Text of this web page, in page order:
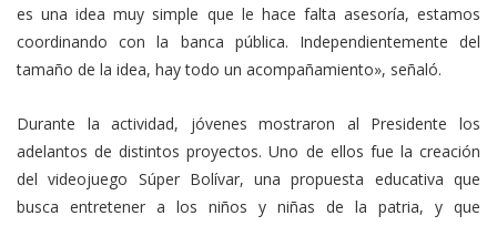
es una idea muy simple que le hace falta asesoría, estamos
coordinando con la banca pública. Independientemente del
tamaño de la idea, hay todo un acompañamiento», señaló.
Durante la actividad, jóvenes mostraron al Presidente los
adelantos de distintos proyectos. Uno de ellos fue la creación
del videojuego Súper Bolívar, una propuesta educativa que
busca entretener a los niños y niñas de la patria, y que